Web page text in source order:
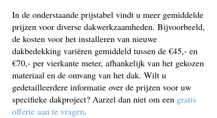
In de onderstaande prijstabel vindt u meer gemiddelde
prijzen voor diverse dakwerkzaamheden. Bijvoorbeeld,
de kosten voor het installeren van nieuwe
dakbedekking variëren gemiddeld tussen de €45,- en
€70,- per vierkante meter, afhankelijk van het gekozen
materiaal en de omvang van het dak. Wilt u
gedetailleerdere informatie over de prijzen voor uw
specifieke dakproject? Aarzel dan niet om een gratis
offerte aan te vragen.